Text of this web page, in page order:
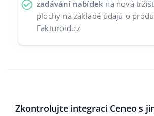
zadávání nabídek na nová
plochy na základě údajů o
Fakturoid.cz
Zkontrolujte integraci Ceneo s